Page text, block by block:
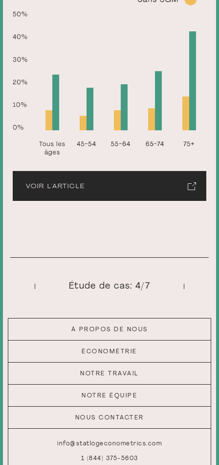
VOIR L'ARTICLE
Étude de cas: 4/7
À PROPOS DE NOUS
ÉCONOMÉTRIE
NOTRE TRAVAIL
NOTRE ÉQUIPE
NOUS CONTACTER
info@statlogeconometrics.com
1 (844) 375-5603